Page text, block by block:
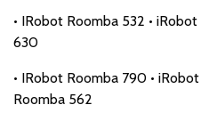
• IRobot Roomba 532 •
630
• IRobot Roomba 790 •
Roomba 562